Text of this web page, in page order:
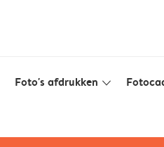
Foto's afdrukken slim_arrow_down